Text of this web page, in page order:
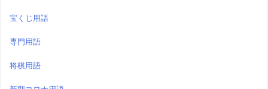
宝くじ用語
専門用語
将棋用語